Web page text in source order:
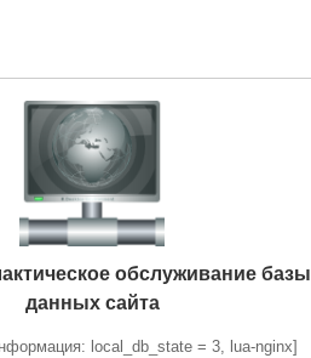
обслуживание базы
данных сайта
local_db_state = 3, lua-nginx]